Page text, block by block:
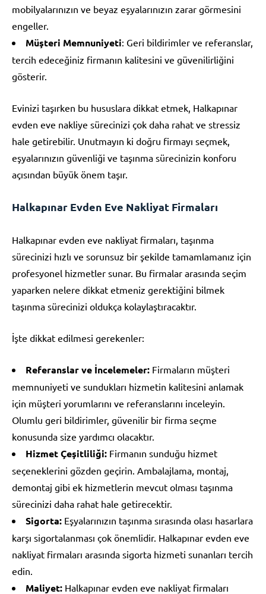
mobilyalarınızın ve beyaz eşyalarınızın zarar görmesini
engeller.
Müşteri Memnuniyeti: Geri bildirimler ve referanslar,
tercih edeceğiniz firmanın kalitesini ve güvenilirliğini
gösterir.
Evinizi taşırken bu hususlara dikkat etmek, Halkapınar
evden eve nakliye sürecinizi çok daha rahat ve stressiz
hale getirebilir. Unutmayın ki doğru firmayı seçmek,
eşyalarınızın güvenliği ve taşınma sürecinizin konforu
açısından büyük önem taşır.
Halkapınar Evden Eve Nakliyat Firmaları
Halkapınar evden eve nakliyat firmaları, taşınma
sürecinizi hızlı ve sorunsuz bir şekilde tamamlamanız için
profesyonel hizmetler sunar. Bu firmalar arasında seçim
yaparken nelere dikkat etmeniz gerektiğini bilmek
taşınma sürecinizi oldukça kolaylaştıracaktır.
İşte dikkat edilmesi gerekenler:
Referanslar ve İncelemeler: Firmaların müşteri
memnuniyeti ve sundukları hizmetin kalitesini anlamak
için müşteri yorumlarını ve referanslarını inceleyin.
Olumlu geri bildirimler, güvenilir bir firma seçme
konusunda size yardımcı olacaktır.
Hizmet Çeşitliliği: Firmanın sunduğu hizmet
seçeneklerini gözden geçirin. Ambalajlama, montaj,
demontaj gibi ek hizmetlerin mevcut olması taşınma
sürecinizi daha rahat hale getirecektir.
Sigorta: Eşyalarınızın taşınma sırasında olası hasarlara
karşı sigortalanması çok önemlidir. Halkapınar evden eve
nakliyat firmaları arasında sigorta hizmeti sunanları tercih
edin.
Maliyet: Halkapınar evden eve nakliyat firmaları